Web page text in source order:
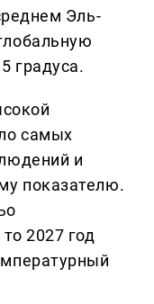
Эль-
градуса.
самых
и
показателю.
2027 год